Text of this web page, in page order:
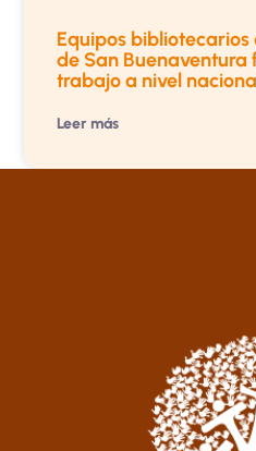
Equipos
de San Buenaventura
trabajo a nivel
Leer más